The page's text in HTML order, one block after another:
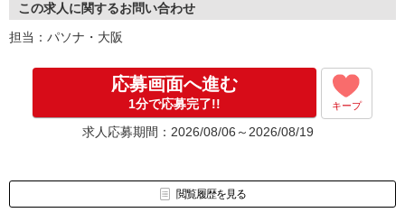
この求人に関するお問い合わせ
担当：パソナ・大阪
応募画面へ進む
1分で応募完了!! キープ
求人応募期間：2026/08/06～2026/08/19
閲覧履歴を見る